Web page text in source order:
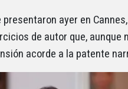
ayer en
de autor que, aunque
acorde a la patente